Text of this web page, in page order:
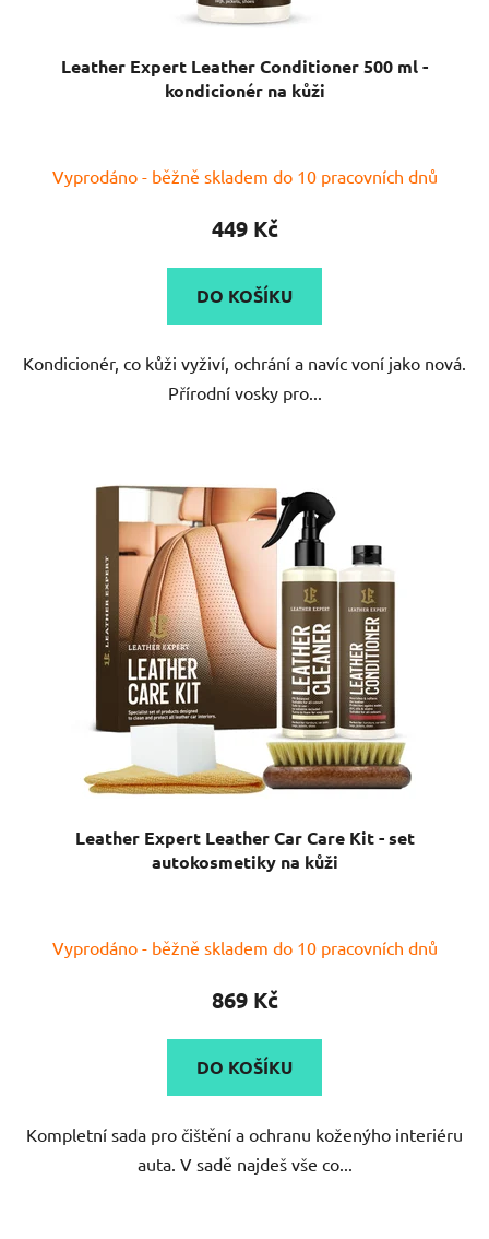
Leather Expert Leather Conditioner 500 ml -
kondicionér na kůži
Vyprodáno - běžně skladem do 10 pracovních dnů
449 Kč
DO KOŠÍKU
Kondicionér, co kůži vyživí, ochrání a navíc voní jako nová.
Přírodní vosky pro...
Leather Expert Leather Car Care Kit - set
autokosmetiky na kůži
Vyprodáno - běžně skladem do 10 pracovních dnů
869 Kč
DO KOŠÍKU
Kompletní sada pro čištění a ochranu koženýho interiéru
auta. V sadě najdeš vše co...